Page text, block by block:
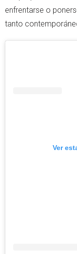
enfrentarse o
tanto
Ver